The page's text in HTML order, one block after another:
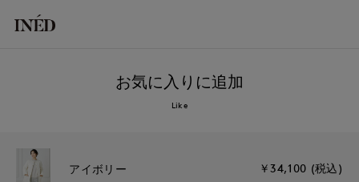
お気に入りに追加
Like
アイボリー ￥34,100 (税込)